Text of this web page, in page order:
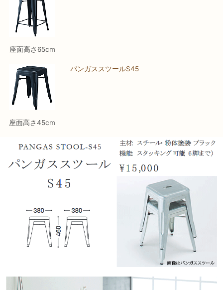
座面高さ65cm
座面高さ45cm
パンガススツールS45